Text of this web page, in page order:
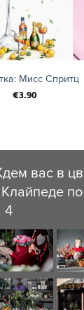
Мисс Спритц
€3.90
вас в
4